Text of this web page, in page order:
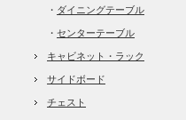
・ ダイニングテーブル
・ センターテーブル
キャビネット・ラック
サイドボード
チェスト